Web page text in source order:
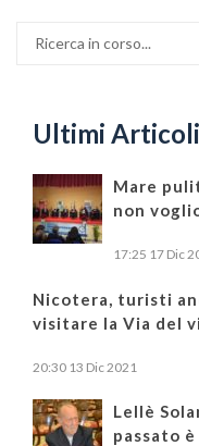
Ultimi Articoli
Mare
non
17:25 17 Dic
Nicotera, turisti
visitare la Via del
20:30 13 Dic 2021
Lellè
passato